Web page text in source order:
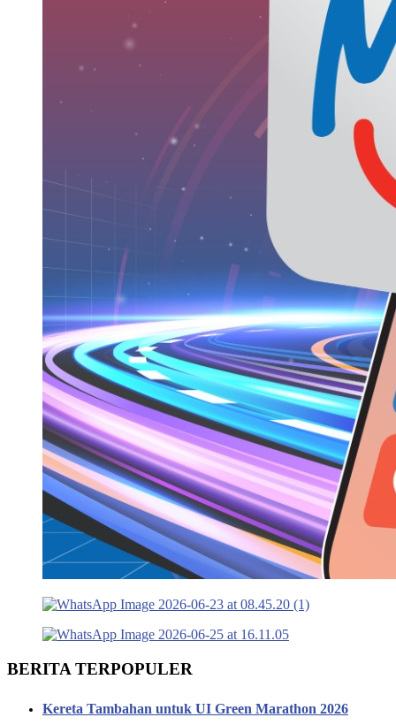
BERITA TERPOPULER
Kereta Tambahan untuk UI Green Marathon 2026